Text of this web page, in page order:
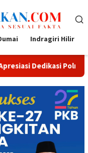
Indragiri Hilir
untuk Masyarakat